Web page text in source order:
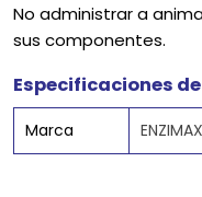
No administrar a
sus componentes.
Especificaciones
Marca ENZIMAX